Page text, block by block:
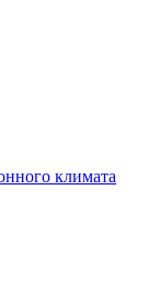
климата